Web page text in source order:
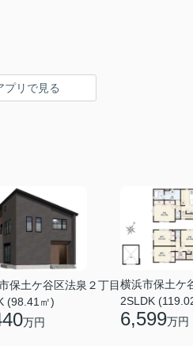
プリで見る
保土ケ谷区法泉２丁目
(98.41㎡)
万円
横浜市保土ケ
2SLDK
6,599万円